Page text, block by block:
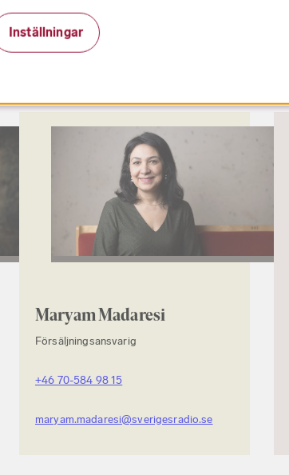
henrik.nilsson@sverigesradio.se
Maryam Madaresi
Försäljningsansvarig
+46 70-584 98 15
maryam.madaresi@sverigesradio.se
Inställningar